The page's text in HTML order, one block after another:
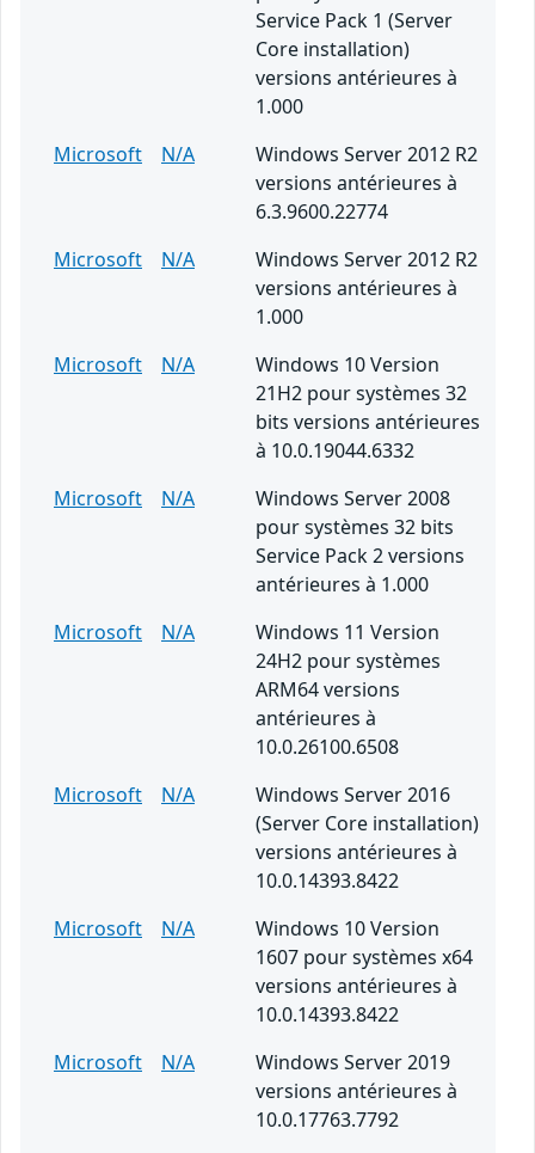
Service Pack 1 (Server
Core installation)
versions antérieures à
1.000
Microsoft
N/A
Windows Server 2012 R2
versions antérieures à
6.3.9600.22774
Microsoft
N/A
Windows Server 2012 R2
versions antérieures à
1.000
Microsoft
N/A
Windows 10 Version
21H2 pour systèmes 32
bits versions antérieures
à 10.0.19044.6332
Microsoft
N/A
Windows Server 2008
pour systèmes 32 bits
Service Pack 2 versions
antérieures à 1.000
Microsoft
N/A
Windows 11 Version
24H2 pour systèmes
ARM64 versions
antérieures à
10.0.26100.6508
Microsoft
N/A
Windows Server 2016
(Server Core installation)
versions antérieures à
10.0.14393.8422
Microsoft
N/A
Windows 10 Version
1607 pour systèmes x64
versions antérieures à
10.0.14393.8422
Microsoft
N/A
Windows Server 2019
versions antérieures à
10.0.17763.7792